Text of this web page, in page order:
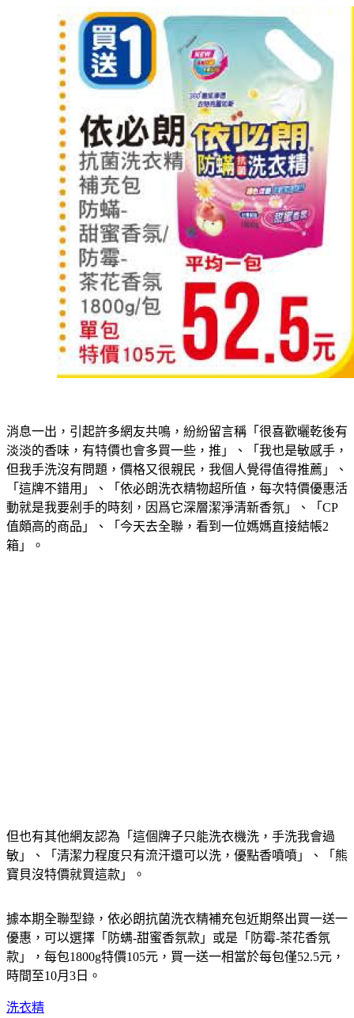
消息一出，引起許多網友共鳴，紛紛留言稱「很喜歡曬乾後有
淡淡的香味，有特價也會多買一些，推」、「我也是敏感手，
但我手洗沒有問題，價格又很親民，我個人覺得值得推薦」、
「這牌不錯用」、「依必朗洗衣精物超所值，每次特價優惠活
動就是我要剁手的時刻，因爲它深層潔淨清新香氛」、「CP
值頗高的商品」、「今天去全聯，看到一位媽媽直接結帳2
箱」。
但也有其他網友認為「這個牌子只能洗衣機洗，手洗我會過
敏」、「清潔力程度只有流汗還可以洗，優點香噴噴」、「熊
寶貝沒特價就買這款」。
據本期全聯型錄，依必朗抗菌洗衣精補充包近期祭出買一送一
優惠，可以選擇「防螨-甜蜜香氛款」或是「防霉-茶花香氛
款」，每包1800g特價105元，買一送一相當於每包僅52.5元，
時間至10月3日。
洗衣精